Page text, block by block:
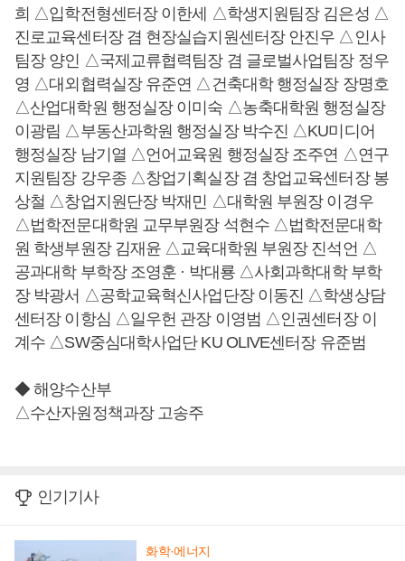
희 △입학전형센터장 이한세 △학생지원팀장 김은성 △
진로교육센터장 겸 현장실습지원센터장 안진우 △인사
팀장 양인 △국제교류협력팀장 겸 글로벌사업팀장 정우
영 △대외협력실장 유준연 △건축대학 행정실장 장명호
△산업대학원 행정실장 이미숙 △농축대학원 행정실장
이광림 △부동산과학원 행정실장 박수진 △KU미디어
행정실장 남기열 △언어교육원 행정실장 조주연 △연구
지원팀장 강우종 △창업기획실장 겸 창업교육센터장 봉
상철 △창업지원단장 박재민 △대학원 부원장 이경우
△법학전문대학원 교무부원장 석현수 △법학전문대학
원 학생부원장 김재윤 △교육대학원 부원장 진석언 △
공과대학 부학장 조영훈 · 박대룡 △사회과학대학 부학
장 박광서 △공학교육혁신사업단장 이동진 △학생상담
센터장 이항심 △일우헌 관장 이영범 △인권센터장 이
계수 △SW중심대학사업단 KU OLIVE센터장 유준범
◆ 해양수산부
△수산자원정책과장 고송주
인기기사
화학·에너지